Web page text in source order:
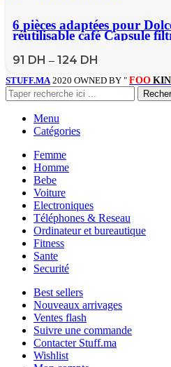
6 pièces adaptées pour
réutilisable café Capsule
avec cuillère brosse
91 DH – 124 DH
STUFF.MA 2020 OWNED BY " FOO KIN
Menu
Catégories
Femme
Homme
Bebe
Voiture
Electroniques
Téléphones & Reseau
Ordinateur et bureautique
Fitness
Sante
Securité
Best sellers
Nouveaux arrivages
Ventes flash
Suivre une commande
Contacter Stuff.ma
Wishlist